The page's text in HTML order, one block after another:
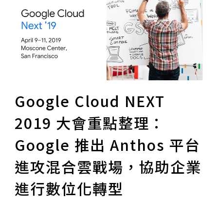
Google Cloud NEXT
2019 大會重點整理：
Google 推出 Anthos 平台
進攻混合雲戰場，協助企業
進行數位化轉型